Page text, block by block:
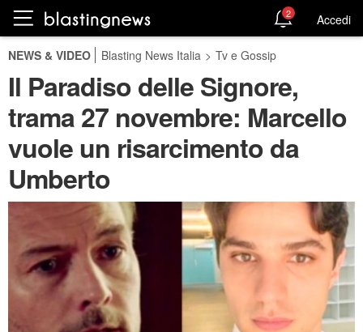
2 Accedi
NEWS & VIDEO Blasting News Italia > Tv e Gossip
Il Paradiso delle Signore,
trama 27 novembre: Marcello
vuole un risarcimento da
Umberto